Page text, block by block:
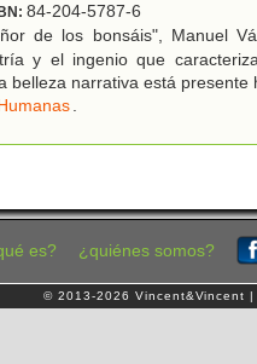
84-204-5787-6
de los bonsáis", Manuel
y el ingenio que
belleza narrativa está presente
.
es? ¿quiénes somos?
© 2013-2026 Vincent&Vincent |